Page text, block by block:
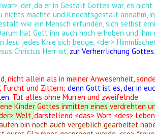
der, da er in Gestalt Gottes war, es
machte und Knechtsgestalt annahm,
wie ein Mensch erfunden, sich selbst
hat Gott ihn auch hoch erhoben und ihm
jedes Knie sich beuge, <der>
Christus Herr ist, zur Verherrlichung
nicht allein als in meiner Anwesenheit,
Furcht und Zittern;denn Gott ist es, der in
Tut alles ohne Murren und zweifelnde
Kinder Gottes inmitten eines verdrehten
Welt,darstellend <das> Wort <des>
bin noch auch vergeblich gearbeitet